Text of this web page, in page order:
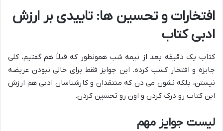
افتخارات و تحسین ها: تاییدی بر ارزش
ادبی کتاب
کتاب یک دقیقه بعد از نیمه شب همونطور که قبلاً هم گفتیم، کلی
جایزه و افتخار کسب کرده. این جوایز فقط برای خالی نبودن عریضه
نیستن، بلکه نشون می دن که منتقدان و کارشناسان ادبی هم ارزش
این کتاب رو درک کردن و اون رو تحسین کردن.
لیست جوایز مهم